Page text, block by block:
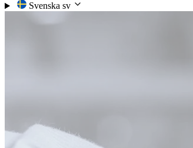
Svenska sv